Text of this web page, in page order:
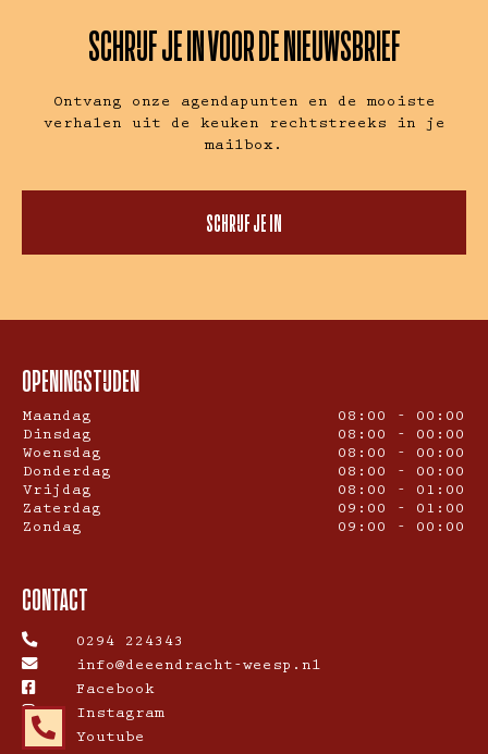
SCHRIJF JE IN VOOR DE NIEUWSBRIEF
Ontvang onze agendapunten en de mooiste
verhalen uit de keuken rechtstreeks in je
mailbox.
SCHRIJF JE IN
OPENINGSTIJDEN
Maandag
08:00 - 00:00
Dinsdag
08:00 - 00:00
Woensdag
08:00 - 00:00
Donderdag
08:00 - 00:00
Vrijdag
08:00 - 01:00
Zaterdag
09:00 - 01:00
Zondag
09:00 - 00:00
CONTACT
0294 224343
info@deeendracht-weesp.nl
Facebook
Instagram
Youtube